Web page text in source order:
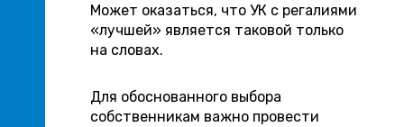
Может оказаться, что УК с регалиями
«лучшей» является таковой только
на словах.
Для обоснованного выбора
собственникам важно провести